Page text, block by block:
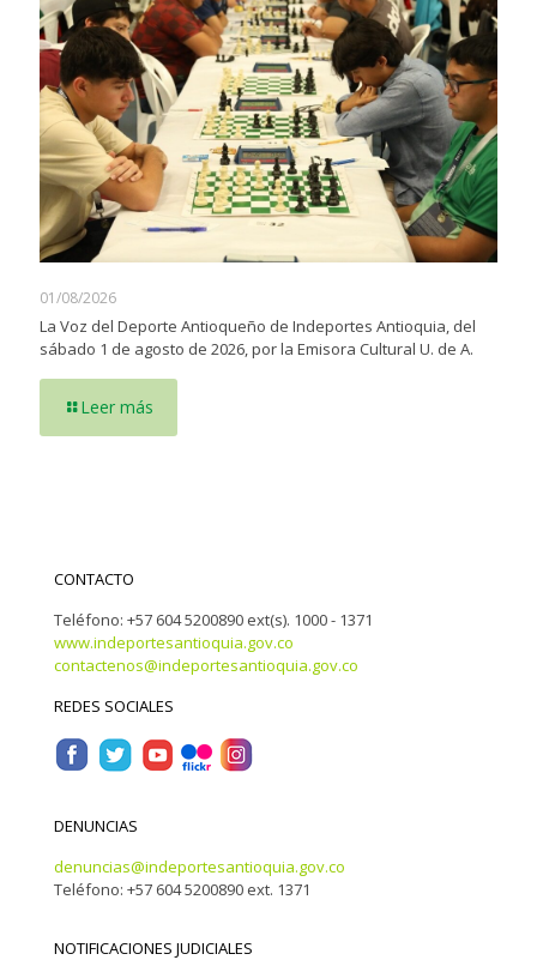
01/08/2026
La Voz del Deporte Antioqueño de Indeportes Antioquia, del
sábado 1 de agosto de 2026, por la Emisora Cultural U. de A.
Leer más
CONTACTO
Teléfono: +57 604 5200890 ext(s). 1000 - 1371
www.indeportesantioquia.gov.co
contactenos@indeportesantioquia.gov.co
REDES SOCIALES
DENUNCIAS
denuncias@indeportesantioquia.gov.co
Teléfono: +57 604 5200890 ext. 1371
NOTIFICACIONES JUDICIALES